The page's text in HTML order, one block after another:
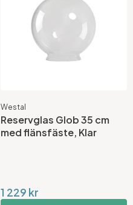
Westal
Reservglas Glob 35 cm
med flänsfäste, Klar
1 229 kr